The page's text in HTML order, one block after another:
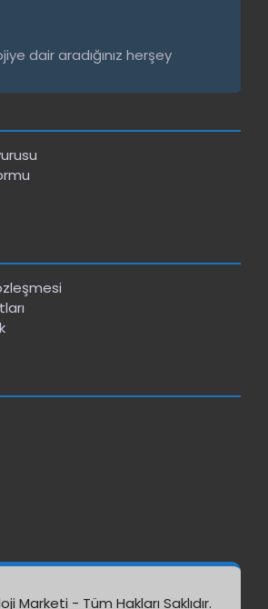
dair aradığınız herşey
Marketi - Tüm Hakları Saklıdır.